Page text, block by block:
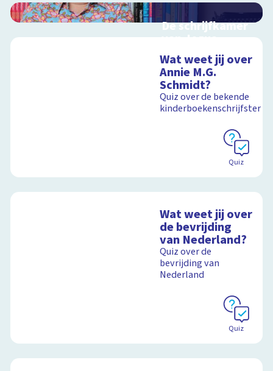
De schrijfkamer
van Jozua
Douglas
Interactieve
schoolplaat bij de
Kinderboekenweek
2018
Schoolplaat
Wat weet jij over
Annie M.G.
Schmidt?
Quiz over de bekende
kinderboekenschrijfster
Quiz
Wat weet jij over
de bevrijding
van Nederland?
Quiz over de
bevrijding van
Nederland
Quiz